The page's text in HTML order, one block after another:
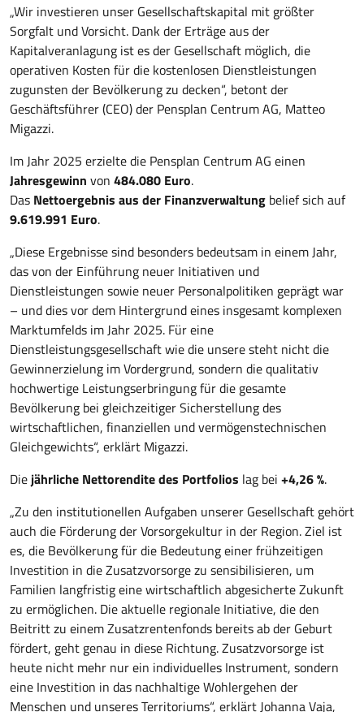
„Wir investieren unser Gesellschaftskapital mit größter
Sorgfalt und Vorsicht. Dank der Erträge aus der
Kapitalveranlagung ist es der Gesellschaft möglich, die
operativen Kosten für die kostenlosen Dienstleistungen
zugunsten der Bevölkerung zu decken“, betont der
Geschäftsführer (CEO) der Pensplan Centrum AG, Matteo
Migazzi.
Im Jahr 2025 erzielte die Pensplan Centrum AG einen
Jahresgewinn von 484.080 Euro.
Das Nettoergebnis aus der Finanzverwaltung belief sich auf
9.619.991 Euro.
„Diese Ergebnisse sind besonders bedeutsam in einem Jahr,
das von der Einführung neuer Initiativen und
Dienstleistungen sowie neuer Personalpolitiken geprägt war
– und dies vor dem Hintergrund eines insgesamt komplexen
Marktumfelds im Jahr 2025. Für eine
Dienstleistungsgesellschaft wie die unsere steht nicht die
Gewinnerzielung im Vordergrund, sondern die qualitativ
hochwertige Leistungserbringung für die gesamte
Bevölkerung bei gleichzeitiger Sicherstellung des
wirtschaftlichen, finanziellen und vermögenstechnischen
Gleichgewichts“, erklärt Migazzi.
Die jährliche Nettorendite des Portfolios lag bei +4,26 %.
„Zu den institutionellen Aufgaben unserer Gesellschaft gehört
auch die Förderung der Vorsorgekultur in der Region. Ziel ist
es, die Bevölkerung für die Bedeutung einer frühzeitigen
Investition in die Zusatzvorsorge zu sensibilisieren, um
Familien langfristig eine wirtschaftlich abgesicherte Zukunft
zu ermöglichen. Die aktuelle regionale Initiative, die den
Beitritt zu einem Zusatzrentenfonds bereits ab der Geburt
fördert, geht genau in diese Richtung. Zusatzvorsorge ist
heute nicht mehr nur ein individuelles Instrument, sondern
eine Investition in das nachhaltige Wohlergehen der
Menschen und unseres Territoriums“, erklärt Johanna Vaja,